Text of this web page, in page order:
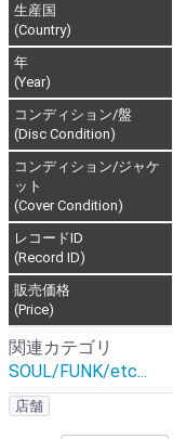
生産国
(Country)
年
(Year)
コンディション/盤
(Disc Condition)
コンディション/ジャケ
ット
(Cover Condition)
レコードID
(Record ID)
販売価格
(Price)
関連カテゴリ
SOUL/FUNK/etc...
店舗